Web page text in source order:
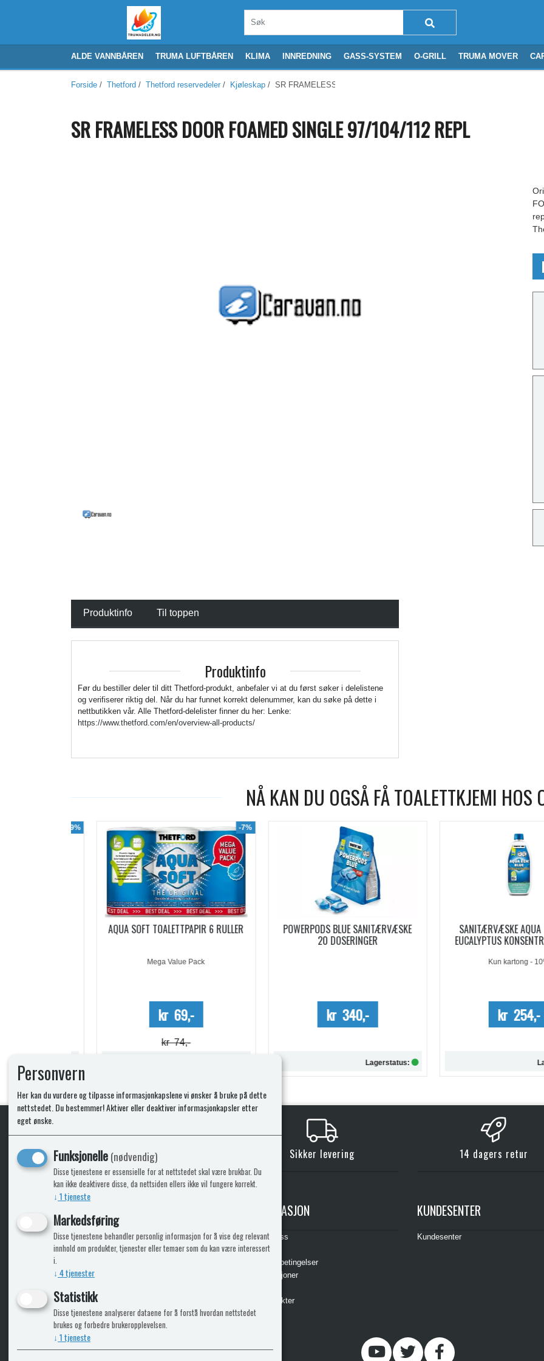
ALDE VANNBÅREN TRUMA LUFTBÅREN KLIMA INNREDNING GASS-SYSTEM O-GRILL TRUMA MOVER
Forside / Thetford / Thetford reservedeler / Kjøleskap / SR FRAMELESS DOOR FOAMED SINGLE 97/104/112 REPL
SR FRAMELESS DOOR FOAMED SINGLE 97/104/112 REPL
Produktinfo Til toppen
Produktinfo
Før du bestiller deler til ditt Thetford-produkt, anbefaler vi at du først søker i delelistene
og verifiserer riktig del. Når du har funnet korrekt delenummer, kan du søke på dette i
nettbutikken vår. Alle Thetford-delelister finner du her: Lenke:
https://www.thetford.com/en/overview-all-products/
NÅ KAN DU OGSÅ FÅ TOALETTKJEMI HOS
-7%
AQUA SOFT TOALETTPAPIR 6 RULLER
Mega Value Pack
kr 69,-
kr 74,-
Kjøp
POWERPODS BLUE SANITÆRVÆSKE
20 DOSERINGER
kr 340,-
Lagerstatus:
SANITÆRVÆSKE AQUA KEM
EUCALYPTUS KONSENTRERT
Kun kartong - 10%
kr 254,-
KLikk & hent Sikker levering 14 dagers retur
ICARAVANGRUPPEN
Bobilkjeden - iCaravan Tromsø
Caravan.no - når camping er livet
Fritidsvarehuset.no - barn og velvære
INFORMASJON
Kontakt oss
Cookies
Leveringsbetingelser
Reklamasjoner
Alle produkter
KUNDESENTER
Kundesenter
Personvern
Her kan du vurdere og tilpasse informasjonkapslene vi ønsker å bruke på dette
nettstedet. Du bestemmer! Aktiver eller deaktiver informasjonkapsler etter
eget ønske.
Funksjonelle(nødvendig)
Disse tjenestene er essensielle for at nettstedet skal være brukbar. Du
kan ikke deaktivere disse, da nettsiden ellers ikke vil fungere korrekt.
↓ 1tjeneste
Markedsføring
Disse tjenestene behandler personlig informasjon for å vise deg relevant
innhold om produkter, tjenester eller temaer som du kan være interessert
i.
↓ 4tjenester
Statistikk
Disse tjenestene analyserer dataene for å forstå hvordan nettstedet
brukes og forbedre brukeropplevelsen.
↓ 1tjeneste